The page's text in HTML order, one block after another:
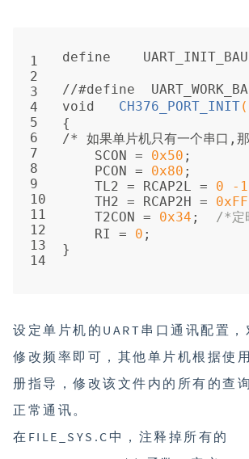
1
2
3
4
5
6
7
8
9
10
11
12
13
14
define
//#define
void CH376_PORT_INIT(
{
/* 如果单片机只有一个串口,
    SCON =
0x50 ;
    PCON =
0x80 ;
    TL2 = RCAP2L =
0 -
    TH2 = RCAP2H =
0xFF
    T2CON =
0x34 ;
/*定
    RI =
0 ;
}
设定单片机的UART串口通讯配置
修改频率即可，其他单片机根据使
册指导，修改该文件内的所有的查
正常通讯。
在FILE_SYS.C中，注释掉所有的